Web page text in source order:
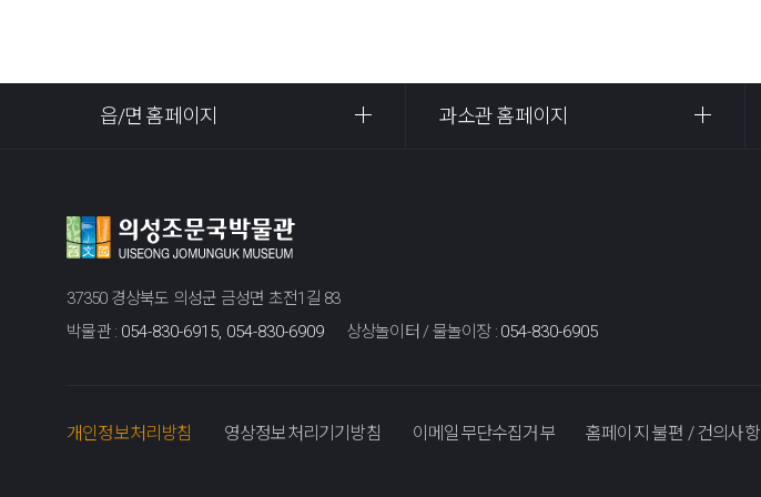
읍/면 홈페이지 과소관 홈페이지
37350 경상북도 의성군 금성면 초전1길 83
박물관 : 054-830-6915, 054-830-6909 상상놀이터 / 물놀이장 : 054-830-6905
개인정보처리방침 영상정보처리기기방침 이메일무단수집거부 홈페이지 불편 / 건의사항